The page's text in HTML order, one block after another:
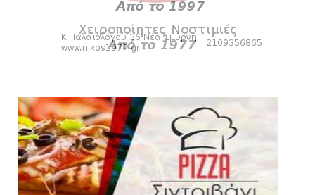
August 03, 2026
SLIDE
Eνίσχυση στους ψηλούς με τον Μέισον
ΠΑΝΙΩΝΙΑ ΕΚΠΟΜΠΗ
Πανιώνια Εκπομπή: Ραντεβού απόψε στις
21:00 - Όλη η επικαιρό...
August 03, 2026